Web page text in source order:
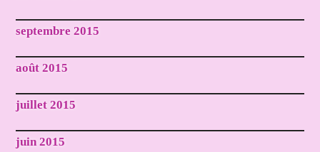
septembre 2015
août 2015
juillet 2015
juin 2015